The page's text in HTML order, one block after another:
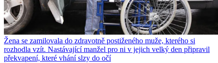
Žena se zamilovala do zdravotně postiženého muže, kterého si
rozhodla vzít. Nastávající manžel pro ni v jejich velký den připravil
překvapení, které vhání slzy do očí